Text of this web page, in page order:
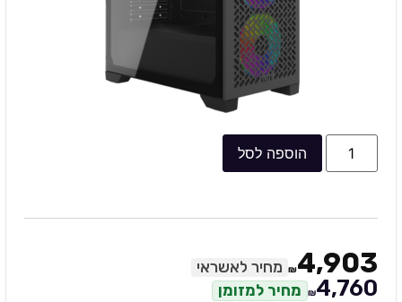
הוספה לסל
₪4,903 מחיר לאשראי
₪4,760 מחיר למזומן